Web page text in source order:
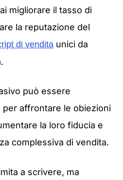
migliorare il tasso di
la reputazione del
di vendita unici da
può essere
affrontare le obiezioni
la loro fiducia e
complessiva di vendita.
a scrivere, ma